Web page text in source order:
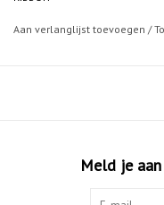
Aan verlanglijst toevoegen /
Meld je